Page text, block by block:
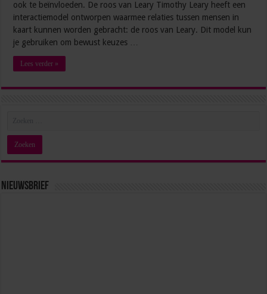
ook te beïnvloeden. De roos van Leary Timothy Leary heeft een
interactiemodel ontworpen waarmee relaties tussen mensen in
kaart kunnen worden gebracht: de roos van Leary. Dit model kun
je gebruiken om bewust keuzes …
Lees verder »
Nieuwsbrief